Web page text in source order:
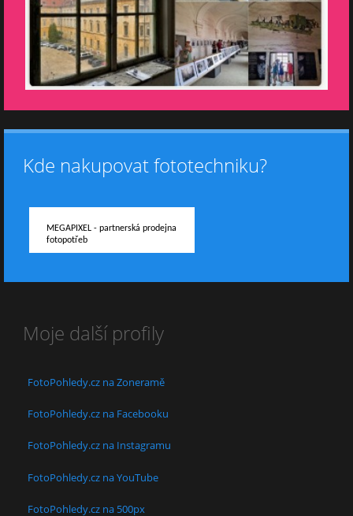
Kde nakupovat fototechniku?
MEGAPIXEL - partnerská prodejna
fotopotřeb
Moje další profily
FotoPohledy.cz na Zoneramě
FotoPohledy.cz na Facebooku
FotoPohledy.cz na Instagramu
FotoPohledy.cz na YouTube
FotoPohledy.cz na 500px